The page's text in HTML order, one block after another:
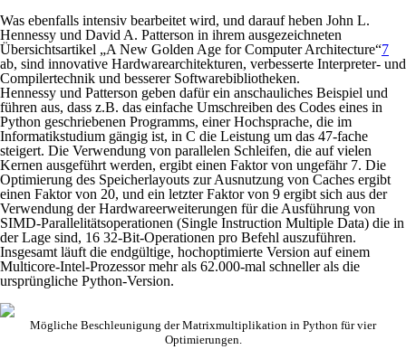
Was ebenfalls intensiv bearbeitet wird, und darauf heben John L.
Hennessy und David A. Patterson in ihrem ausgezeichneten
Übersichtsartikel „A New Golden Age for Computer Architecture“7
ab, sind innovative Hardwarearchitekturen, verbesserte Interpreter- und
Compilertechnik und besserer Softwarebibliotheken.
Hennessy und Patterson geben dafür ein anschauliches Beispiel und
führen aus, dass z.B. das einfache Umschreiben des Codes eines in
Python geschriebenen Programms, einer Hochsprache, die im
Informatikstudium gängig ist, in C die Leistung um das 47-fache
steigert. Die Verwendung von parallelen Schleifen, die auf vielen
Kernen ausgeführt werden, ergibt einen Faktor von ungefähr 7. Die
Optimierung des Speicherlayouts zur Ausnutzung von Caches ergibt
einen Faktor von 20, und ein letzter Faktor von 9 ergibt sich aus der
Verwendung der Hardwareerweiterungen für die Ausführung von
SIMD-Parallelitätsoperationen (Single Instruction Multiple Data) die in
der Lage sind, 16 32-Bit-Operationen pro Befehl auszuführen.
Insgesamt läuft die endgültige, hochoptimierte Version auf einem
Multicore-Intel-Prozessor mehr als 62.000-mal schneller als die
ursprüngliche Python-Version.
Mögliche Beschleunigung der Matrixmultiplikation in Python für vier
Optimierungen.